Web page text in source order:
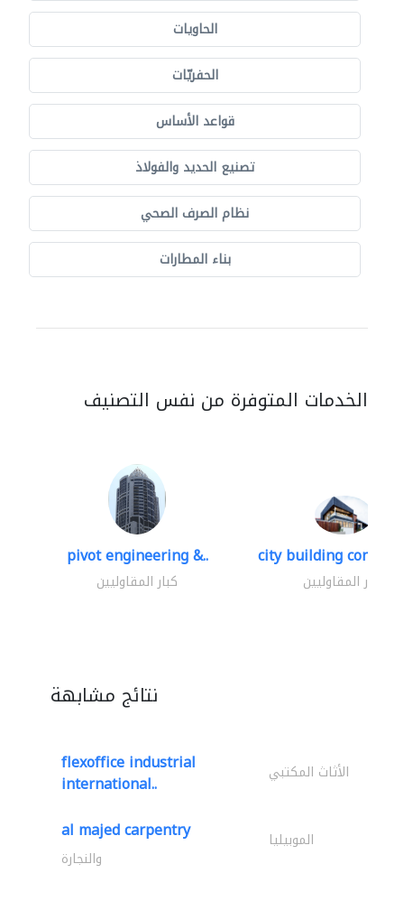
الحاويات
الحفريّات
قواعد الأساس
تصنيع الحديد والفولاذ
نظام الصرف الصحي
بناء المطارات
الخدمات المتوفرة من نفس التصنيف
pivot engineering &..
كبار المقاوليين
city building
كبار المقاوليين
نتائج مشابهة
flexoffice industrial
international.. الأثاث المكتبي
al majed carpentry الموبيليا
والنجارة